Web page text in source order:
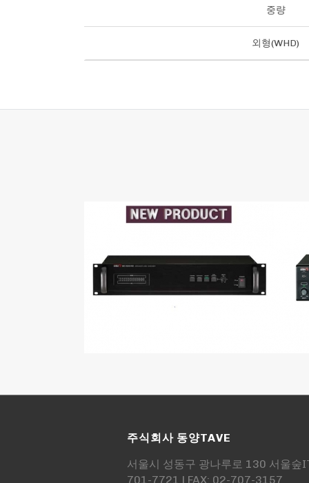
중량
외형(WHD)
주식회사 동양TAVE
서울시 성동구 광나루로 130 서울숲
701-7721 | FAX: 02-707-3157